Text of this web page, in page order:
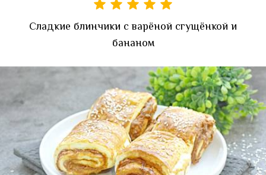
Сладкие блинчики с варёной сгущёнкой и
бананом